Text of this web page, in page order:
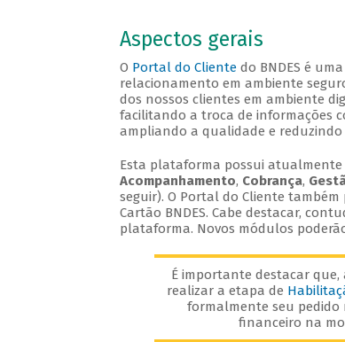
Aspectos gerais
O Portal do Clientedo BNDES é
relacionamento em ambiente
dos nossos clientes em ambiente
facilitando a troca de informações
ampliando a qualidade e
Esta plataforma possui atualmente
Acompanhamento, Cobrança,
seguir). O Portal do Cliente também
Cartão BNDES. Cabe destacar,
plataforma. Novos módulos
É importante destacar
realizar a etapa de
formalmente seu pedido
financeiro na